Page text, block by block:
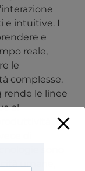
e intuitive. I
e
reale,
le
complesse.
rende le linee
al